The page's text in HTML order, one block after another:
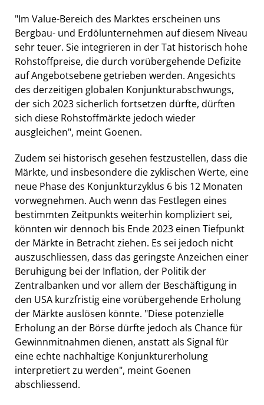
"Im Value-Bereich des Marktes erscheinen uns
Bergbau- und Erdölunternehmen auf diesem Niveau
sehr teuer. Sie integrieren in der Tat historisch hohe
Rohstoffpreise, die durch vorübergehende Defizite
auf Angebotsebene getrieben werden. Angesichts
des derzeitigen globalen Konjunkturabschwungs,
der sich 2023 sicherlich fortsetzen dürfte, dürften
sich diese Rohstoffmärkte jedoch wieder
ausgleichen", meint Goenen.
Zudem sei historisch gesehen festzustellen, dass die
Märkte, und insbesondere die zyklischen Werte, eine
neue Phase des Konjunkturzyklus 6 bis 12 Monaten
vorwegnehmen. Auch wenn das Festlegen eines
bestimmten Zeitpunkts weiterhin kompliziert sei,
könnten wir dennoch bis Ende 2023 einen Tiefpunkt
der Märkte in Betracht ziehen. Es sei jedoch nicht
auszuschliessen, dass das geringste Anzeichen einer
Beruhigung bei der Inflation, der Politik der
Zentralbanken und vor allem der Beschäftigung in
den USA kurzfristig eine vorübergehende Erholung
der Märkte auslösen könnte. "Diese potenzielle
Erholung an der Börse dürfte jedoch als Chance für
Gewinnmitnahmen dienen, anstatt als Signal für
eine echte nachhaltige Konjunkturerholung
interpretiert zu werden", meint Goenen
abschliessend.